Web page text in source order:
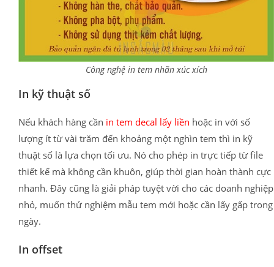
Công nghệ in tem nhãn xúc xích
In kỹ thuật số
Nếu khách hàng cần in tem decal lấy liền hoặc in với số
lượng ít từ vài trăm đến khoảng một nghìn tem thì in kỹ
thuật số là lựa chọn tối ưu. Nó cho phép in trực tiếp từ file
thiết kế mà không cần khuôn, giúp thời gian hoàn thành cực
nhanh. Đây cũng là giải pháp tuyệt vời cho các doanh nghiệp
nhỏ, muốn thử nghiệm mẫu tem mới hoặc cần lấy gấp trong
ngày.
In offset